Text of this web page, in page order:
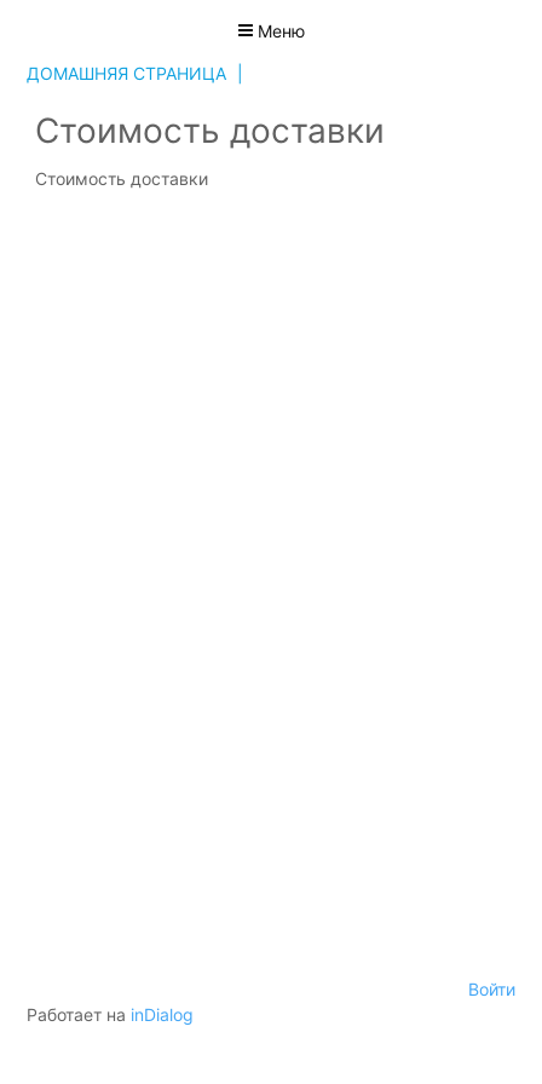
ДОМАШНЯЯ СТРАНИЦА
Меню
Стоимость доставки
Стоимость доставки
Войти
Работает на inDialog